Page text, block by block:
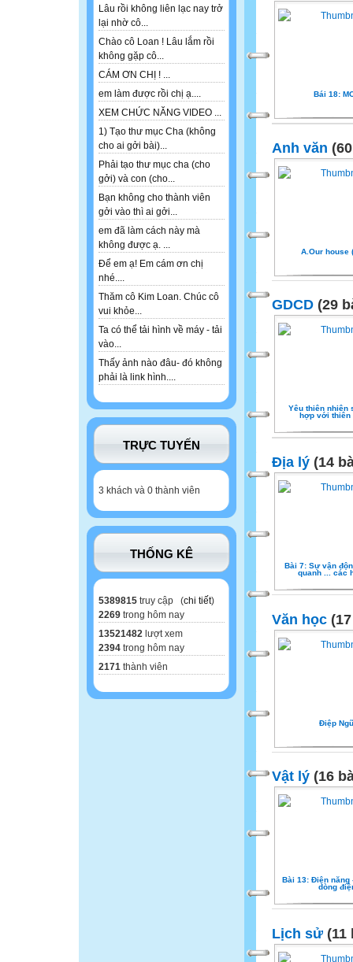
Lâu rồi không liên lạc nay trở
lại nhờ cô...
Chào cô Loan ! Lâu lắm rồi
không gặp cô...
CÁM ƠN CHỊ ! ...
em làm được rồi chị ạ....
XEM CHỨC NĂNG VIDEO ...
1) Tạo thư mục Cha (không
cho ai gởi bài)...
Phải tạo thư mục cha (cho
gởi) và con (cho...
Bạn không cho thành viên
gởi vào thì ai gởi...
em đã làm cách này mà
không được ạ. ...
Để em ạ! Em cám ơn chị
nhé....
Thăm cô Kim Loan. Chúc cô
vui khỏe...
Ta có thể tải hình về máy - tải
vào...
Thấy ảnh nào đâu- đó không
phải là link hình....
TRỰC TUYẾN
3 khách và 0 thành viên
THỐNG KÊ
5389815 truy cập (chi tiết)
2269 trong hôm nay
13521482 lượt xem
2394 trong hôm nay
2171 thành viên
Bái 18:
Anh văn
A.Our house
GDCD (29
Yêu thiên nhiên
hợp với thiên
Địa lý (14
Bài 7: Sự vận
quanh ... các
Văn học
Điệp
Vật lý (16
Bài 13: Điện năng
dòng
Lịch sử (11